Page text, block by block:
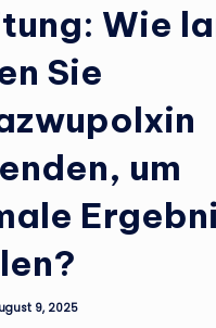
Wie
Sie
um
9, 2025